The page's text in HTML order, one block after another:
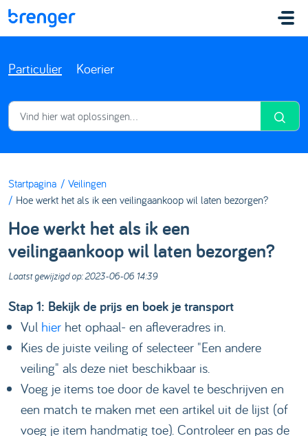
Particulier Koerier
Startpagina
Veilingen
Hoe werkt het als ik een veilingaankoop wil laten bezorgen?
Hoe werkt het als ik een
veilingaankoop wil laten bezorgen?
Laatst gewijzigd op: 2023-06-06 14:39
Stap 1: Bekijk de prijs en boek je transport
Vul hier het ophaal- en afleveradres in.
Kies de juiste veiling of selecteer "Een andere
veiling" als deze niet beschikbaar is.
Voeg je items toe door de kavel te beschrijven en
een match te maken met een artikel uit de lijst (of
voeg je item handmatig toe). Controleer en pas de